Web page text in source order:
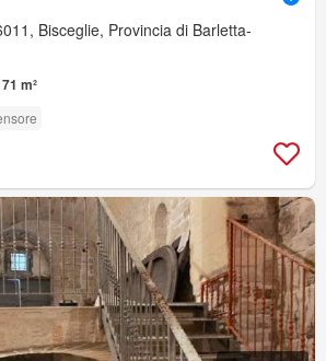
Bisceglie, Provincia di Barletta-
m²